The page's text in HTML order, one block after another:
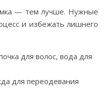
— тем лучше. Нужные
и избежать лишнего
для волос, вода для
для переодевания